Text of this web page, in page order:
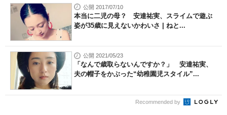
公開 2017/07/10
本当に二児の母？ 安達祐実、スライムで遊ぶ
姿が35歳に見えないかわいさ | ねと...
公開 2021/05/23
「なんで歳取らないんですか？」 安達祐実、
夫の帽子をかぶった“幼稚園児スタイル”...
Recommended by